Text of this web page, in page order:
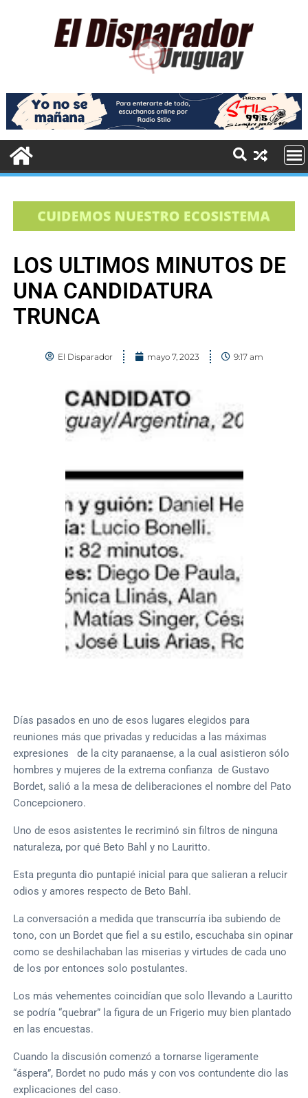
LOS ULTIMOS MINUTOS DE
UNA CANDIDATURA
TRUNCA
El Disparador mayo 7, 2023 9:17 am
Días pasados en uno de esos lugares elegidos para
reuniones más que privadas y reducidas a las máximas
expresiones de la city paranaense, a la cual asistieron sólo
hombres y mujeres de la extrema confianza de Gustavo
Bordet, salió a la mesa de deliberaciones el nombre del Pato
Concepcionero.
Uno de esos asistentes le recriminó sin filtros de ninguna
naturaleza, por qué Beto Bahl y no Lauritto.
Esta pregunta dio puntapié inicial para que salieran a relucir
odios y amores respecto de Beto Bahl.
La conversación a medida que transcurría iba subiendo de
tono, con un Bordet que fiel a su estilo, escuchaba sin opinar
como se deshilachaban las miserias y virtudes de cada uno
de los por entonces solo postulantes.
Los más vehementes coincidían que solo llevando a Lauritto
se podría “quebrar” la figura de un Frigerio muy bien plantado
en las encuestas.
Cuando la discusión comenzó a tornarse ligeramente
“áspera”, Bordet no pudo más y con vos contundente dio las
explicaciones del caso.